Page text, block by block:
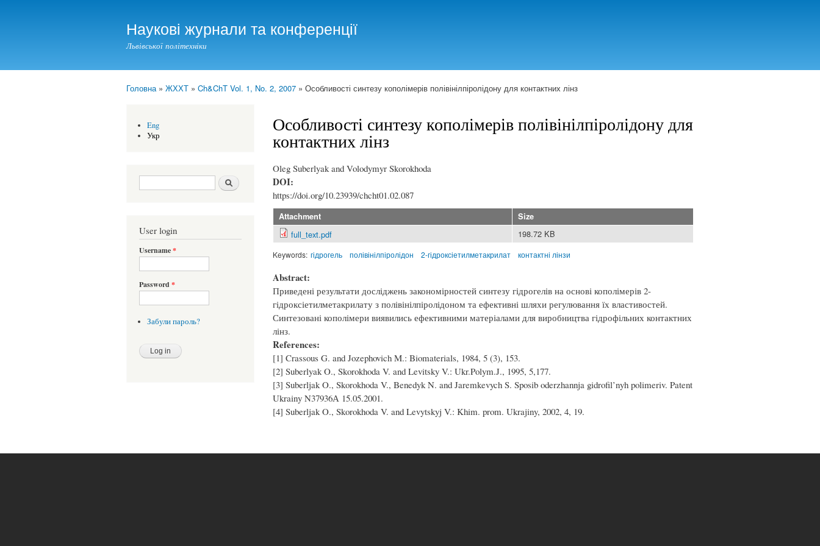
Наукові журнали та конференції
Львівської політехніки
Головна» ЖХХТ » Ch&ChT Vol. 1, No. 2, 2007 » Особливості синтезу кополімерів полівінілпіролідону для контактних лінз
Eng
Укр
Search form Шукати
User login
Username*
Password *
Забули пароль?
Особливості синтезу кополімерів полівінілпіролідону для
контактних лінз
Oleg Suberlyak and Volodymyr Skorokhoda
DOI:
https://doi.org/10.23939/chcht01.02.087
Attachment Size
full_text.pdf 198.72 KB
Keywords: гідрогель полівінілпіролідон 2-гідроксіетилметакрилат контактні лінзи
Abstract:
Приведені результати досліджень закономірностей синтезу гідрогелів на основі кополімерів 2-
гідроксіетилметакрилату з полівінілпіролідоном та ефективні шляхи регулювання їх властивостей.
Синтезовані кополімери виявились ефективними матеріалами для виробництва гідрофільних контактних
лінз.
References:
[1] Crassous G. and Jozephovich M.: Biomaterials, 1984, 5 (3), 153.
[2] Suberlyak O., Skorokhoda V. and Levitsky V.: Ukr.Polym.J., 1995, 5,177.
[3] Suberljak O., Skorokhoda V., Benedyk N. and Jaremkevych S. Sposib oderzhannja gidrofil’nyh polimeriv. Patent
Ukrainy N37936А 15.05.2001.
[4] Suberljak O., Skorokhoda V. and Levytskyj V.: Khim. prom. Ukrajiny, 2002, 4, 19.